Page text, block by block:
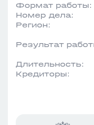
Формат работы:
Номер дела:
Регион:
Результат
Длительность:
Кредиторы: